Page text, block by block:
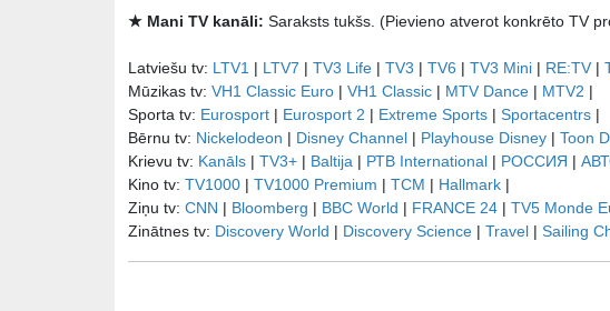
★ Mani TV kanāli: Saraksts tukšs. (Pievieno atverot konkrēto TV
Latviešu tv: LTV1 | LTV7 | TV3 Life | TV3 | TV6 | TV3 Mini | RE:TV |
Mūzikas tv: VH1 Classic Euro | VH1 Classic | MTV Dance | MTV2 |
Sporta tv: Eurosport | Eurosport 2 | Extreme Sports | Sportacentrs |
Bērnu tv: Nickelodeon | Disney Channel | Playhouse Disney | Toon
Krievu tv: Kanāls | TV3+ | Baltija | РТB International | РОССИЯ |
Kino tv: TV1000 | TV1000 Premium | TCM | Hallmark |
Ziņu tv: CNN | Bloomberg | BBC World | FRANCE 24 | TV5 Monde
Zinātnes tv: Discovery World | Discovery Science | Travel | Sailing